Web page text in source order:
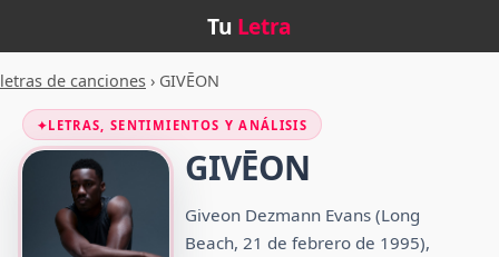
Tu Letra
letras de canciones › GIVĒON
✦LETRAS, SENTIMIENTOS Y ANÁLISIS
GIVĒON
Giveon Dezmann Evans​ (Long
Beach, 21 de febrero de 1995),​